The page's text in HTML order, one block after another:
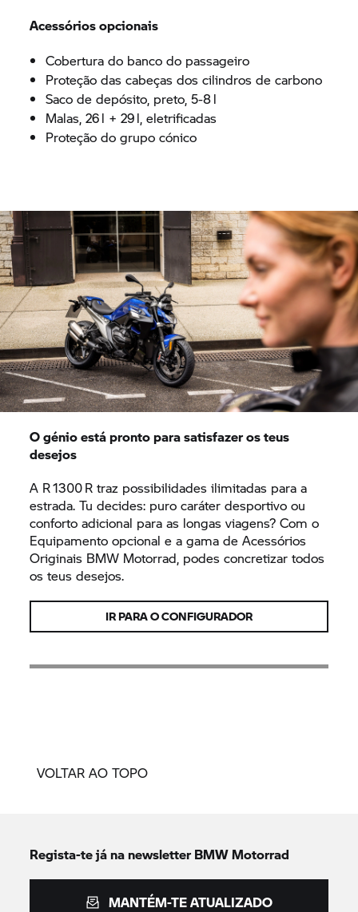
Acessórios opcionais
Cobertura do banco do passageiro
Proteção das cabeças dos cilindros de carbono
Saco de depósito, preto, 5-8 l
Malas, 26 l + 29 l, eletrificadas
Proteção do grupo cónico
O génio está pronto para satisfazer os teus
desejos
A R 1300 R traz possibilidades ilimitadas para a
estrada. Tu decides: puro caráter desportivo ou
conforto adicional para as longas viagens? Com o
Equipamento opcional e a gama de Acessórios
Originais BMW Motorrad, podes concretizar todos
os teus desejos.
IR PARA O CONFIGURADOR
VOLTAR AO TOPO
Regista-te já na newsletterBMW Motorrad
MANTÉM-TE ATUALIZADO